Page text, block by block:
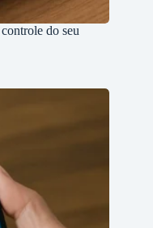
do seu